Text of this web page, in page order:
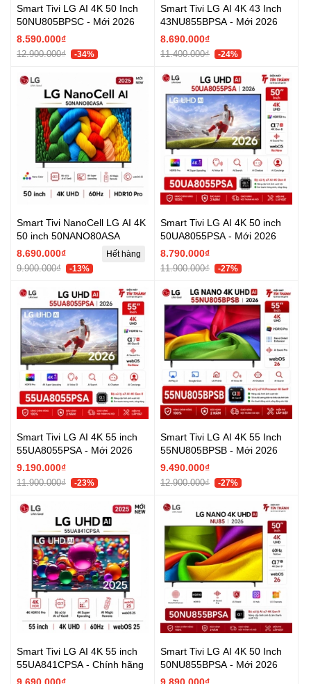
Smart Tivi LG AI 4K 50 Inch
50NU805BPSC - Mới 2026
8.590.000₫
12.900.000₫ -34%
Smart Tivi LG AI 4K 43 Inch
43NU855BPSA - Mới 2026
8.690.000₫
11.400.000₫ -24%
Smart Tivi NanoCell LG AI 4K
50 inch 50NANO80ASA
8.690.000₫
9.900.000₫ -13%
Hết hàng
Smart Tivi LG AI 4K 50 inch
50UA8055PSA - Mới 2026
8.790.000₫
11.900.000₫ -27%
Smart Tivi LG AI 4K 55 inch
55UA8055PSA - Mới 2026
9.190.000₫
11.900.000₫ -23%
Smart Tivi LG AI 4K 55 Inch
55NU805BPSB - Mới 2026
9.490.000₫
12.900.000₫ -27%
Smart Tivi LG AI 4K 55 inch
55UA841CPSA - Chính hãng
9.690.000₫
Smart Tivi LG AI 4K 50 Inch
50NU855BPSA - Mới 2026
9.890.000₫